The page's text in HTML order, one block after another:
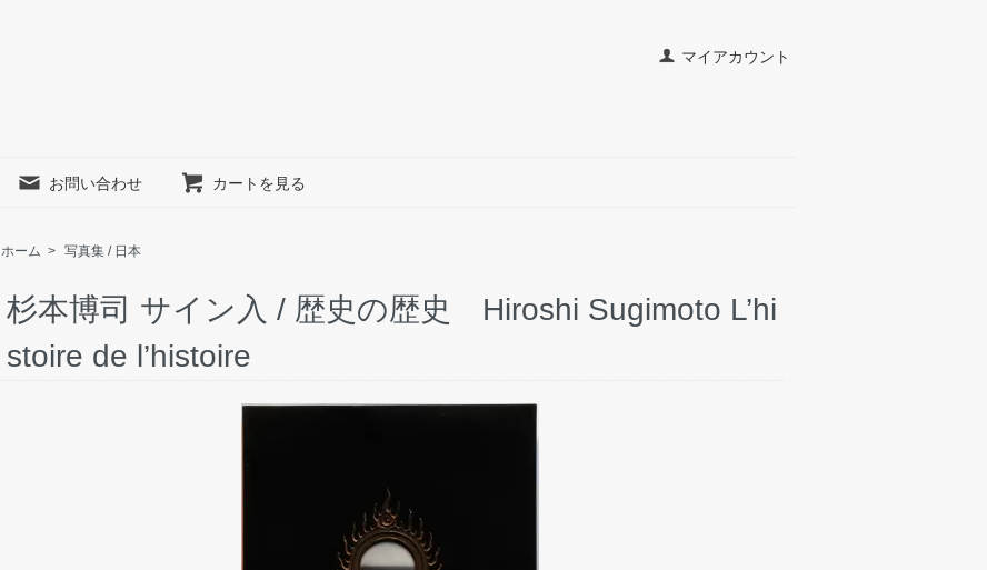
マイアカウント
お問い合わせ カートを見る
ホーム > 写真集 / 日本
杉本博司 サイン入 / 歴史の歴史 Hiroshi Sugimoto L’hi
stoire de l’histoire